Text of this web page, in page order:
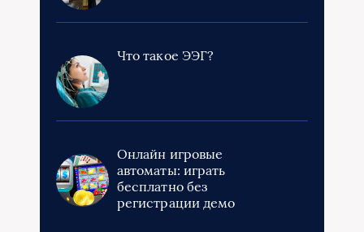
Что такое ЭЭГ?
Онлайн игровые
автоматы: играть
бесплатно без
регистрации демо